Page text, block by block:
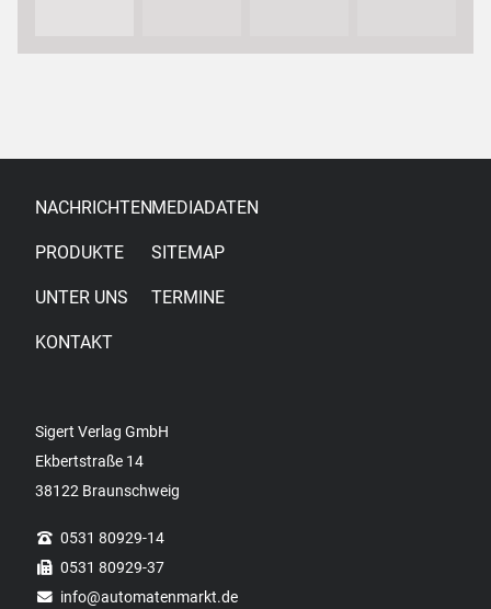
NACHRICHTEN
PRODUKTE
UNTER UNS
KONTAKT
MEDIADATEN
SITEMAP
TERMINE
Sigert Verlag GmbH
Ekbertstraße 14
38122 Braunschweig
0531 80929-14
0531 80929-37
info@automatenmarkt.de